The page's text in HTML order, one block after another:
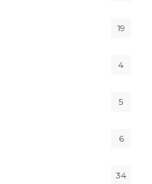
19
4
5
6
34